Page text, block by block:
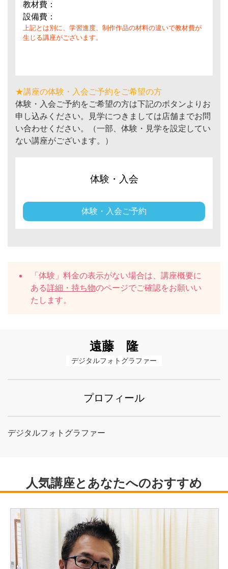
教材費：
設備費：
上記とは別に、学習進度、制作作品の材料の違いで教材費が
生じる講座がございます。
★講座の体験・入会ご予約をご希望の方
体験・入会ご予約をご希望の方は下記のボタンよりお
申し込みください。見学につきましては店舗までお問
い合わせください。（一部、体験・見学を設定してい
ない講座がございます。）
体験・入会
体験・入会ご予約
「体験」料金の表示がない場合は、講座概要に
ある詳細・持ち物のページでご確認をお願いい
たします。
遠藤 隆
デジタルフォトグラファー
プロフィール
デジタルフォトグラファー